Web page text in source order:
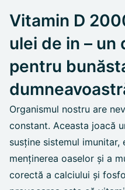
Vitamin D
ulei de in – un
pentru
Organismul nostru are
constant. Aceasta joacă
susține sistemul
menținerea oaselor și a
corectă a calciului și